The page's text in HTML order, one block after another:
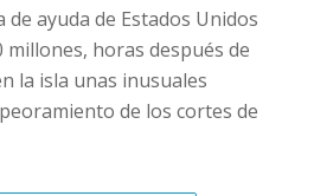
ayuda de Estados Unidos
millones, horas después de
la isla unas inusuales
de los cortes de